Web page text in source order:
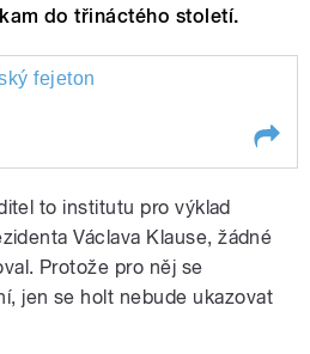
do třináctého století.
fejeton
to institutu pro výklad
Václava Klause, žádné
Protože pro něj se
jen se holt nebude ukazovat